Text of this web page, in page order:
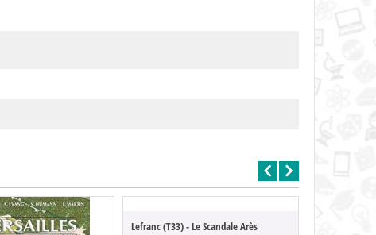
Lefranc (T33) - Le Scandale Arès